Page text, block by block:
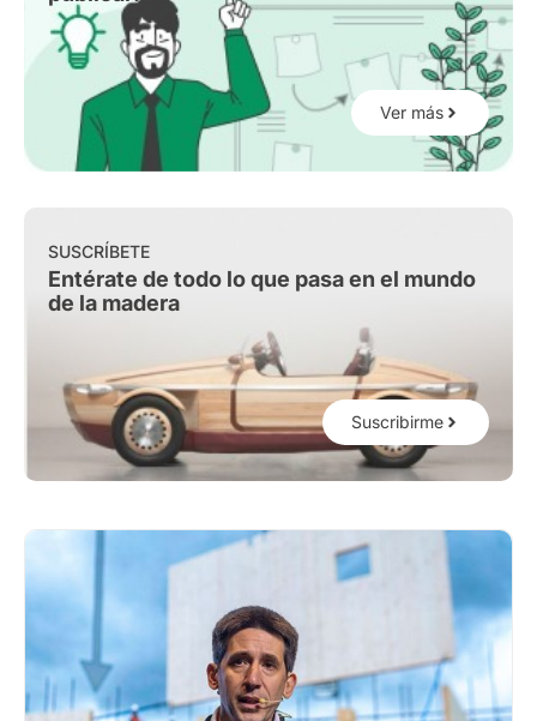
Ver más
SUSCRÍBETE
Entérate de todo lo que pasa en el mundo
de la madera
Suscribirme